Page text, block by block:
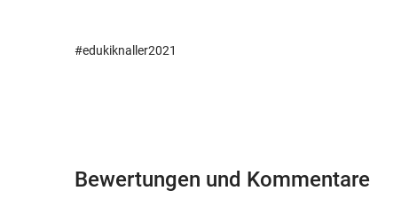
#edukiknaller2021
Bewertungen und Kommentare